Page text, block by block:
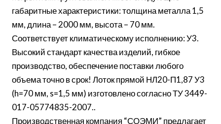
габаритные характеристики: толщина металла 1,5
мм, длина – 2000 мм, высота – 70 мм.
Соответствует климатическому исполнению: У3.
Высокий стандарт качества изделий, гибкое
производство, обеспечение поставки любого
объема точно в срок! Лоток прямой НЛ20-П1,87 У3
(h=70 мм, s=1,5 мм) изготовлено согласно ТУ 3449-
017-05774835-2007..
Производственная компания “СОЭМИ” предлагает